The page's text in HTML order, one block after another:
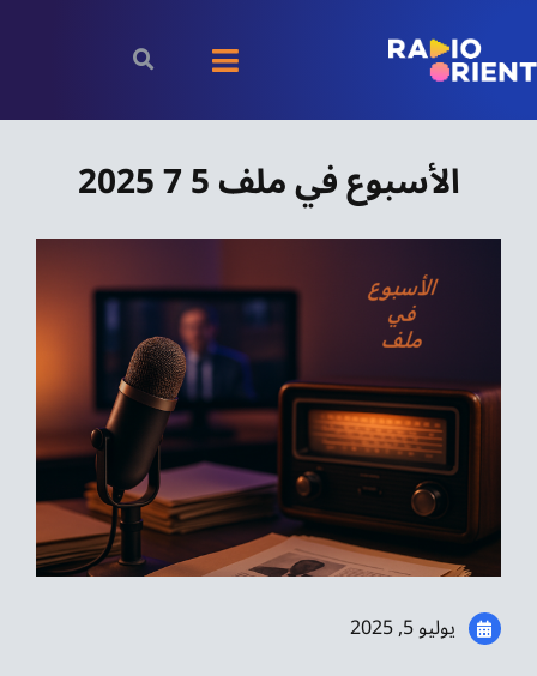
content
Toggle
Navigation
الأخبار
اقتصاد
مقالات
موسيقى الشرق
الأسبوع في ملف 5 7 2025
يوليو 5, 2025